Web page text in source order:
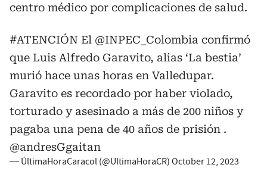
centro médico por complicaciones de salud.
#ATENCIÓN El @INPEC_Colombia confirmó
que Luis Alfredo Garavito, alias ‘La bestia’
murió hace unas horas en Valledupar.
Garavito es recordado por haber violado,
torturado y asesinado a más de 200 niños y
pagaba una pena de 40 años de prisión .
@andresGgaitan
— ÚltimaHoraCaracol (@UltimaHoraCR) October 12, 2023